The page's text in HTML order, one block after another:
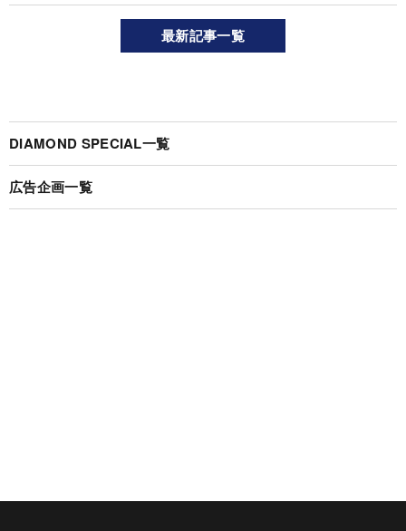
最新記事一覧
DIAMOND SPECIAL一覧
広告企画一覧